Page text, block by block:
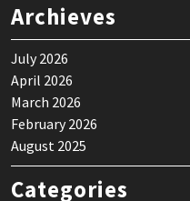
Archieves
July 2026
April 2026
March 2026
February 2026
August 2025
Categories